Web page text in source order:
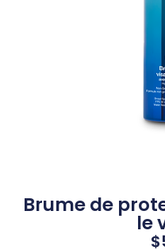
Brume de
le
$